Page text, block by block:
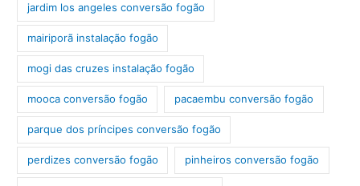
jardim los angeles conversão fogão
mairiporã instalação fogão
mogi das cruzes instalação fogão
mooca conversão fogão pacaembu conversão fogão
parque dos príncipes conversão fogão
perdizes conversão fogão pinheiros conversão fogão